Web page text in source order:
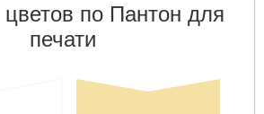
по Пантон для
печати